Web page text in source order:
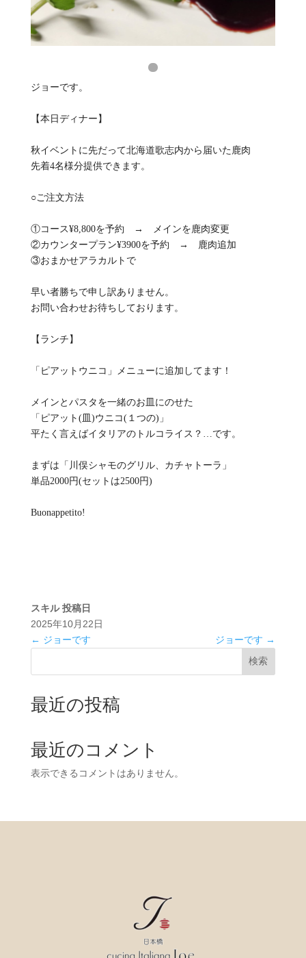
ジョーです。
【本日ディナー】
秋イベントに先だって北海道歌志内から届いた鹿肉
先着4名様分提供できます。
○ご注文方法
①コース¥8,800を予約 → メインを鹿肉変更
②カウンタープラン¥3900を予約 → 鹿肉追加
③おまかせアラカルトで
早い者勝ちで申し訳ありません。
お問い合わせお待ちしております。
【ランチ】
「ピアットウニコ」メニューに追加してます！
メインとパスタを一緒のお皿にのせた
「ピアット(皿)ウニコ(１つの)」
平たく言えばイタリアのトルコライス？…です。
まずは「川俣シャモのグリル、カチャトーラ」
単品2000円(セットは2500円)
Buonappetito!
スキル 投稿日
2025年10月22日
← ジョーです ジョーです →
検索
最近の投稿
最近のコメント
表示できるコメントはありません。